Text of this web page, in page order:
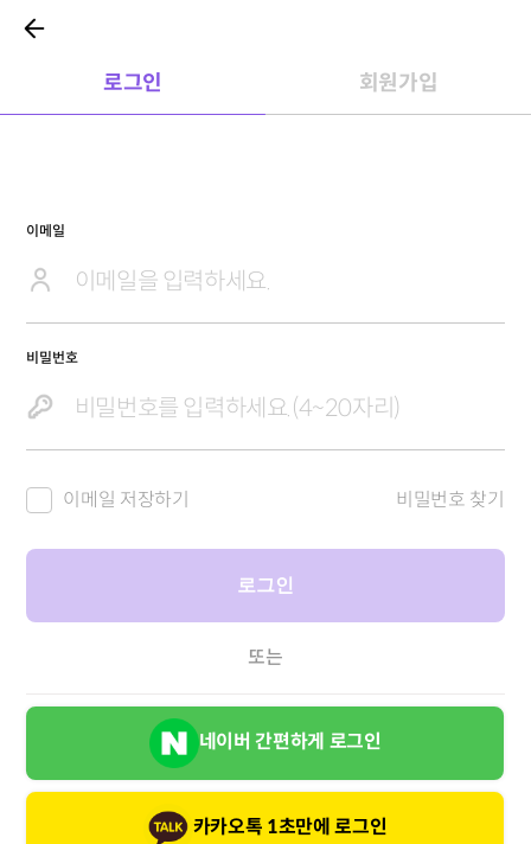
로그인 회원가입
이메일
비밀번호
이메일 저장하기 비밀번호 찾기
로그인
또는
네이버 간편하게 로그인
카카오톡 1초만에 로그인